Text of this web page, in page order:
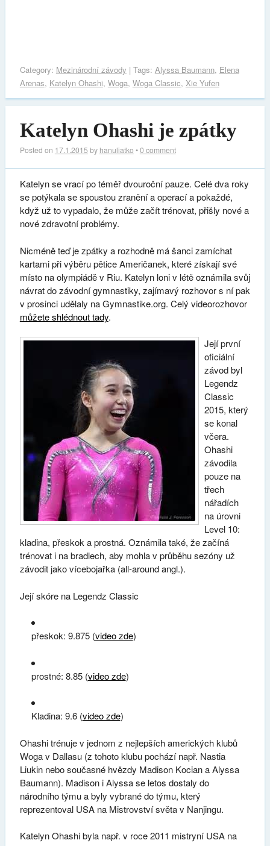
Category: Mezinárodní závody | Tags: Alyssa Baumann, Elena
Arenas, Katelyn Ohashi, Woga, Woga Classic, Xie Yufen
Katelyn Ohashi je zpátky
Posted on 17.1.2015 by hanuliatko •0 comment
Katelyn se vrací po téměř dvouroční pauze. Celé dva roky
se potýkala se spoustou zranění a operací a pokaždé,
když už to vypadalo, že může začít trénovat, přišly nové a
nové zdravotní problémy.
Nicméně teď je zpátky a rozhodně má šanci zamíchat
kartami při výběru pětice Američanek, které získají své
místo na olympiádě v Riu. Katelyn loni v létě oznámila svůj
návrat do závodní gymnastiky, zajímavý rozhovor s ní pak
v prosinci udělaly na Gymnastike.org. Celý videorozhovor
můžete shlédnout tady.
Její první
oficiální
závod byl
Legendz
Classic
2015, který
se konal
včera.
Ohashi
závodila
pouze na
třech
nářadích
na úrovni
Level 10:
kladina, přeskok a prostná. Oznámila také, že začíná
trénovat i na bradlech, aby mohla v průběhu sezóny už
závodit jako vícebojařka (all-around angl.).
Její skóre na Legendz Classic
přeskok: 9.875 (video zde)
prostné: 8.85 (video zde)
Kladina: 9.6 (video zde)
Ohashi trénuje v jednom z nejlepších amerických klubů
Woga v Dallasu (z tohoto klubu pochází např. Nastia
Liukin nebo současné hvězdy Madison Kocian a Alyssa
Baumann). Madison i Alyssa se letos dostaly do
národního týmu a byly vybrané do týmu, který
reprezentoval USA na Mistrovství světa v Nanjingu.
Katelyn Ohashi byla např. v roce 2011 mistryní USA na